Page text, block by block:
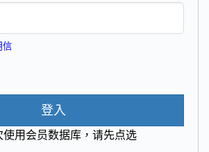
信
登入
用会员数据库，请先点选